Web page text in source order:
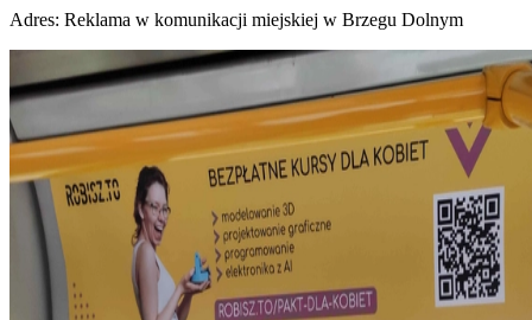
Adres: Reklama w komunikacji miejskiej w Brzegu Dolnym